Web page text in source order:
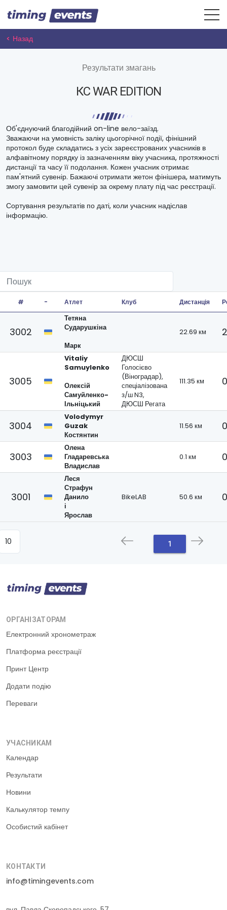
< Назад
Результати змагань
КС WAR EDITION
Об'єднуючий благодійний on-line вело-заїзд.
Зважаючи на умовність заліку цьогорічної події, фінішний
протокол буде складатись з усіх зареєстрованих учасників в
алфавітному порядку із зазначенням віку учасника, протяжності
дистанції та часу її подолання. Кожен учасник отримає
пам'ятний сувенір. Бажаючі отримати жетон фінішера, матимуть
змогу замовити цей сувенір за окрему плату під час реєстрації.
Сортування результатів по даті, коли учасник надіслав
інформацію.
# - Атлет Клуб Дистанція
3002
Тетяна
Сударушкіна
Марк
22.69 км
3005
Vitaliy
Samuylenko
Олексій
Самуйленко-
Ільніцький
ДЮСШ
Голосієво
(Віноградар),
спеціалізована
з/ш N3,
ДЮСШ Регата
111.35 км
3004
Volodymyr
Guzak
Костянтин
11.56 км
3003
Олена
Гладаревська
Владислав
0.1 км
3001
Леся
Страфун
Данило
і
Ярослав
BikeLAB 50.6 км
1
ОРГАНІЗАТОРАМ
Електронний хронометраж
Платформа реєстрації
Принт Центр
Додати подію
Переваги
УЧАСНИКАМ
Календар
Результати
Новини
Калькулятор темпу
Особистий кабінет
КОНТАКТИ
info@timingevents.com